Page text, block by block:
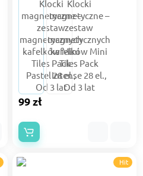
99 zł
Hit